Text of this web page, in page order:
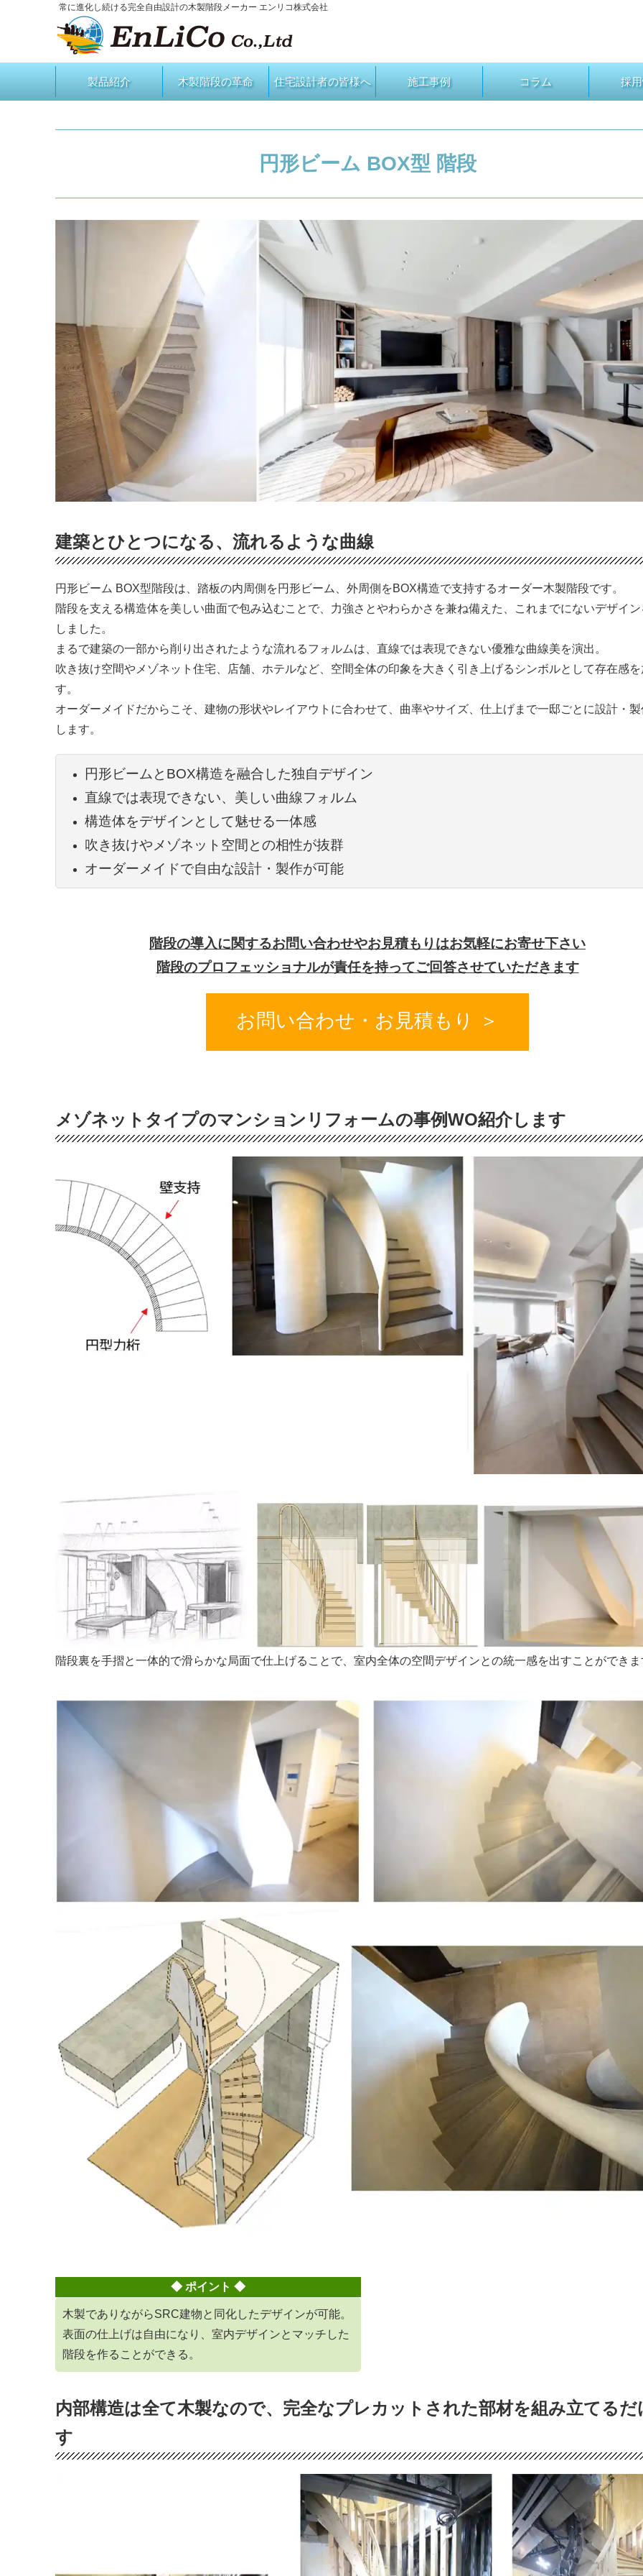
常に進化し続ける完全自由設計の木製階段メーカー エンリコ株式会社
製品紹介 木製階段の革命 住宅設計者の皆様へ 施工事例 コラム 採
円形ビーム BOX型 階段
建築とひとつになる、流れるような曲線
円形ビーム BOX型階段は、踏板の内周側を円形ビーム、外周側をBOX構造で支持するオーダー木製階段です。
階段を支える構造体を美しい曲面で包み込むことで、力強さとやわらかさを兼ね備えた、これまでにないデザイ
しました。
まるで建築の一部から削り出されたような流れるフォルムは、直線では表現できない優雅な曲線美を演出。
吹き抜け空間やメゾネット住宅、店舗、ホテルなど、空間全体の印象を大きく引き上げるシンボルとして存在感
す。
オーダーメイドだからこそ、建物の形状やレイアウトに合わせて、曲率やサイズ、仕上げまで一邸ごとに設計・
します。
円形ビームとBOX構造を融合した独自デザイン
直線では表現できない、美しい曲線フォルム
構造体をデザインとして魅せる一体感
吹き抜けやメゾネット空間との相性が抜群
オーダーメイドで自由な設計・製作が可能
階段の導入に関するお問い合わせやお見積もりはお気軽にお寄せ下さい
階段のプロフェッショナルが責任を持ってご回答させていただきます
お問い合わせ・お見積もり ＞
メゾネットタイプのマンションリフォームの事例WO紹介します
階段裏を手摺と一体的で滑らかな局面で仕上げることで、室内全体の空間デザインとの統一感を出すことができ
◆ ポイント ◆
木製でありながらSRC建物と同化したデザインが可能。
表面の仕上げは自由になり、室内デザインとマッチした
階段を作ることができる。
内部構造は全て木製なので、完全なプレカットされた部材を組み立てるだ
す